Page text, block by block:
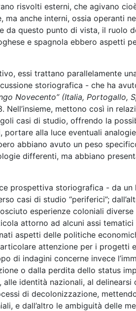
risvolti esterni, che agivano
anche interni, ossia operanti
da questo punto di vista, il ruolo
e spagnola ebbero aspetti
essi trattano parallelamente
storiografica - che ha
Novecento” (Italia, Portogallo,
Nell’insieme, mettono così in
casi di studio, offrendo la
alla luce eventuali
abbiano avuto un peso
differenti, ma abbiano
prospettiva storiografica - da un
casi di studio “periferici”;
esperienze coloniali diverse
attorno ad alcuni assi tematici
aspetti delle politiche
attenzione per i progetti
di indagini concerne invece
o dalla perdita dello status
identità nazionali, al delinearsi
di decolonizzazione,
e dall’altro le ambiguità delle